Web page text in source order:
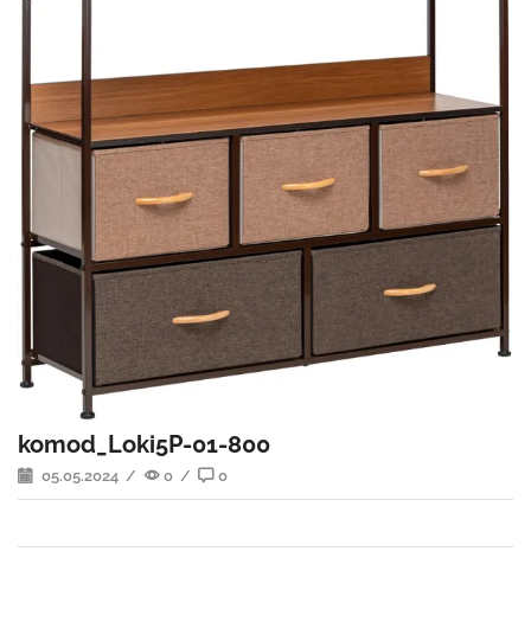
komod_Loki5P-01-800
05.05.2024 / 0 / 0